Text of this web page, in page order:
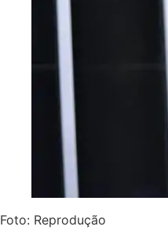
Foto: Reprodução